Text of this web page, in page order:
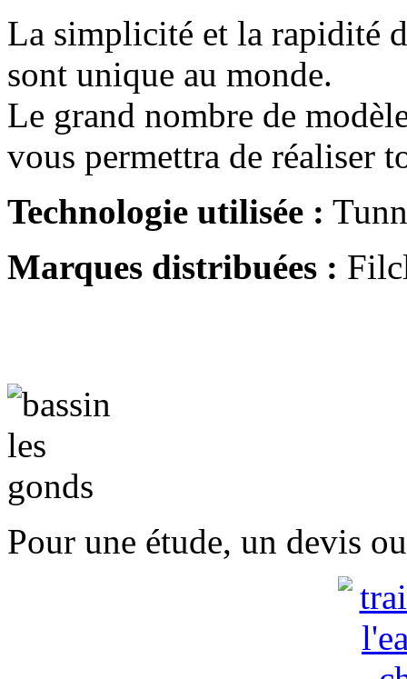
La simplicité et la rapidité
sont unique au monde.
Le grand nombre de
vous permettra de réaliser
Technologie utilisée :
Marques distribuées :
Pour une étude, un devis